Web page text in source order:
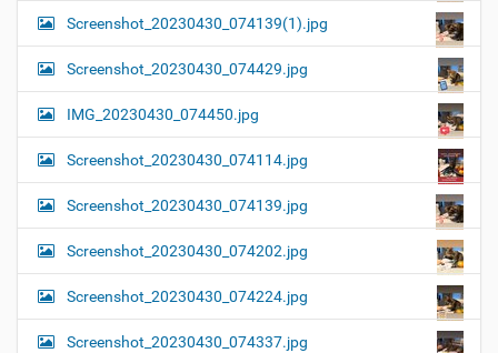
Screenshot_20230430_074139(1).jpg
Screenshot_20230430_074429.jpg
IMG_20230430_074450.jpg
Screenshot_20230430_074114.jpg
Screenshot_20230430_074139.jpg
Screenshot_20230430_074202.jpg
Screenshot_20230430_074224.jpg
Screenshot_20230430_074337.jpg